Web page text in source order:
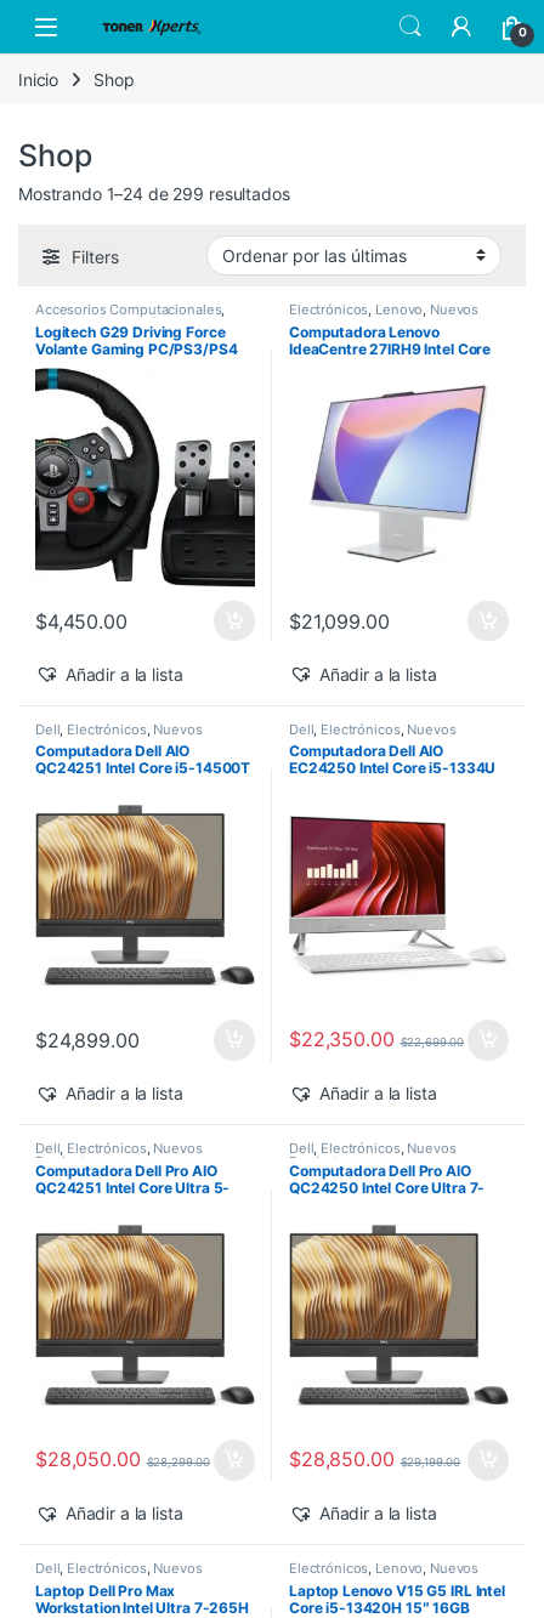
Open 0
Inicio Shop
Shop
Mostrando 1–24 de 299 resultadosSorted by latest
Filters
Accesorios Computacionales,
Logitech Nuevos Productos
Logitech G29 Driving Force
Volante Gaming PC/PS3/PS4
$4,450.00
Añadir a la lista
Electrónicos Lenovo Nuevos
Computadora Lenovo
IdeaCentre 27IRH9 Intel Core
512GB SSD Windows 11 Home
$21,099.00
Añadir a la lista
Dell Electrónicos, Nuevos
Productos
Computadora Dell AIO
QC24251 Intel Core i5-14500T
Windows 11 Pro
$24,899.00
Añadir a la lista
Dell Electrónicos, Nuevos
Productos
Computadora Dell AIO
EC24250 Intel Core i5-1334U
$22,350.00 $22,699.00
Añadir a la lista
Dell, Electrónicos, Nuevos
Productos
Computadora Dell Pro AIO
QC24251 Intel Core Ultra 5-
Windows 11 Pro
$28,050.00 $28,299.00
Añadir a la lista
Dell, Electrónicos, Nuevos
Productos
Computadora Dell Pro AIO
QC24250 Intel Core Ultra 7-
Windows 11 Pro
$28,850.00 $29,199.00
Añadir a la lista
Dell, Electrónicos, Nuevos
Productos
Laptop Dell Pro Max
Workstation Intel Ultra 7-265H
Electrónicos, Lenovo, Nuevos
Productos
Laptop Lenovo V15 G5 IRL Intel
Core i5-13420H 15″ 16GB